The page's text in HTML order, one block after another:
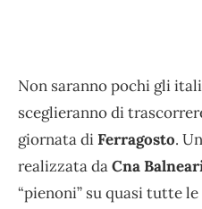
Non saranno pochi gli
sceglieranno di
giornata diFerragosto.
realizzata daCna
“pienoni” su quasi tutte